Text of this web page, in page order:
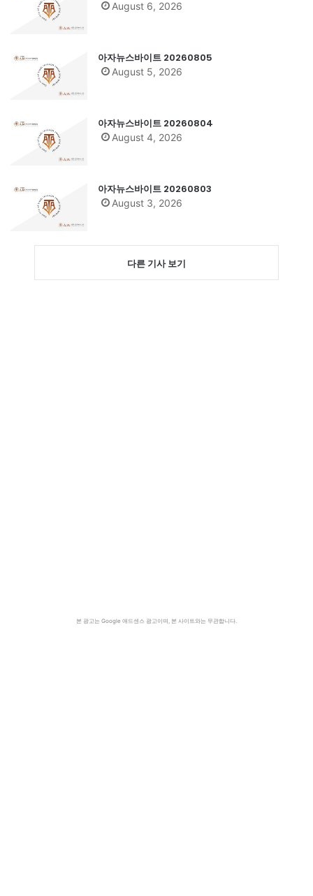
August 6, 2026
아자뉴스바이트 20260805
August 5, 2026
아자뉴스바이트 20260804
August 4, 2026
아자뉴스바이트 20260803
August 3, 2026
다른 기사 보기
본 광고는 Google 애드센스 광고이며, 본 사이트와는 무관합니다.